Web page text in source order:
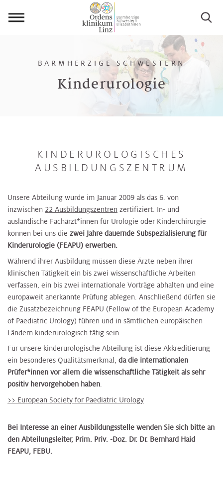
Kinderurologie
BARMHERZIGE SCHWESTERN
KINDERUROLOGISCHES
AUSBILDUNGSZENTRUM
Unsere Abteilung wurde im Januar 2009 als das 6. von
inzwischen 22 Ausbildungszentren zertifiziert. In- und
ausländische Fachärzt*innen für Urologie oder Kinderchirurgie
können bei uns die zwei Jahre dauernde Subspezialisierung für
Kinderurologie (FEAPU) erwerben.
Während ihrer Ausbildung müssen diese Ärzte neben ihrer
klinischen Tätigkeit ein bis zwei wissenschaftliche Arbeiten
verfassen, ein bis zwei internationale Vorträge abhalten und eine
europaweit anerkannte Prüfung ablegen. Anschließend dürfen sie
die Zusatzbezeichnung FEAPU (Fellow of the European Academy
of Paediatric Urology) führen und in sämtlichen europäischen
Ländern kinderurologisch tätig sein.
Für unsere kinderurologische Abteilung ist diese Akkreditierung
ein besonderes Qualitätsmerkmal, da die internationalen
Prüfer*innen vor allem die wissenschaftliche Tätigkeit als sehr
positiv hervorgehoben haben.
>> European Society for Paediatric Urology
Bei Interesse an einer Ausbildungsstelle wenden Sie sich bitte an
den Abteilungsleiter, Prim. Priv. -Doz. Dr. Dr. Bernhard Haid
FEAPU, FEBU.